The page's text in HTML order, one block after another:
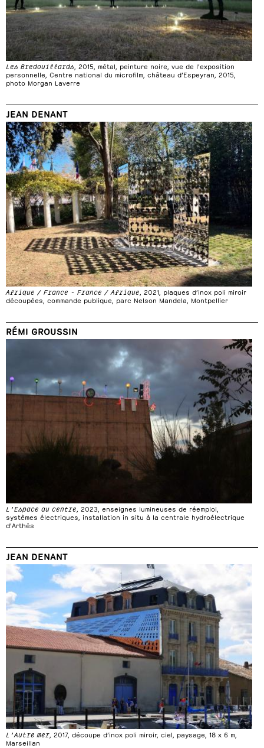
Les Bredouillards, 2015, métal, peinture noire, vue de l’exposition
personnelle, Centre national du microfilm, château d’Espeyran, 2015,
photo Morgan Laverre
JEAN DENANT
Afrique / France - France / Afrique , 2021, plaques d’inox poli miroir
découpées, commande publique, parc Nelson Mandela, Montpellier
RÉMI GROUSSIN
L’Espace au centre, 2023, enseignes lumineuses de réemploi,
systèmes électriques, installation in situ à la centrale hydroélectrique
d’Arthès
JEAN DENANT
L’Autre mer, 2017, découpe d’inox poli miroir, ciel, paysage, 18 x 6 m,
Marseillan